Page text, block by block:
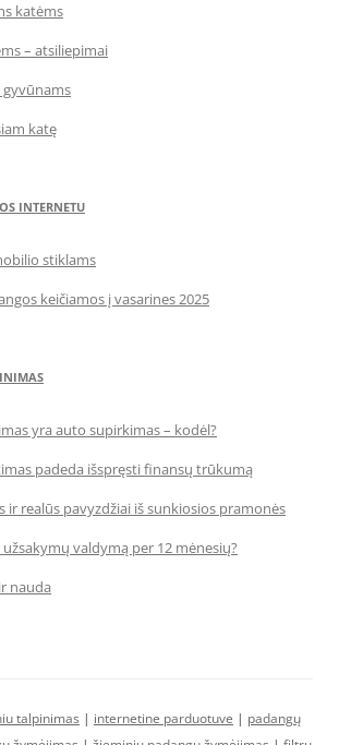
katėms
– atsiliepimai
gyvūnams
katę
INTERNETU
stiklams
keičiamos į vasarines 2025
yra auto supirkimas – kodėl?
padeda išspręsti finansų trūkumą
ir realūs pavyzdžiai iš sunkiosios pramonės
valdymą per 12 mėnesių?
nauda
talpinimas | internetine parduotuve | padangų